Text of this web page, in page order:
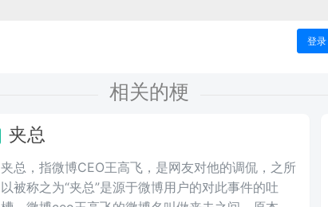
登录
相关的梗
夹总
夹总，指微博CEO王高飞，是网友对他的调侃，之所
以被称之为“夹总”是源于微博用户的对此事件的吐